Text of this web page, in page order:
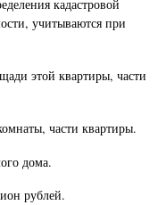
кадастровой
учитываются при
этой квартиры, части
части квартиры.
дома.
рублей.